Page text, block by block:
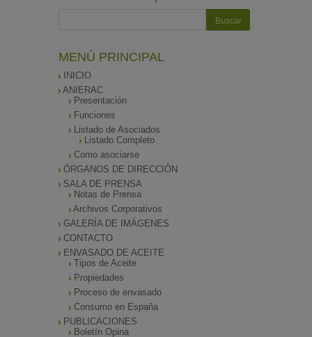
MENÚ PRINCIPAL
INICIO
ANIERAC
Presentación
Funciones
Listado de Asociados
Listado Completo
Como asociarse
ÓRGANOS DE DIRECCIÓN
SALA DE PRENSA
Notas de Prensa
Archivos Corporativos
GALERÍA DE IMÁGENES
CONTACTO
ENVASADO DE ACEITE
Tipos de Aceite
Propiedades
Proceso de envasado
Consumo en España
PUBLICACIONES
Boletín Opina